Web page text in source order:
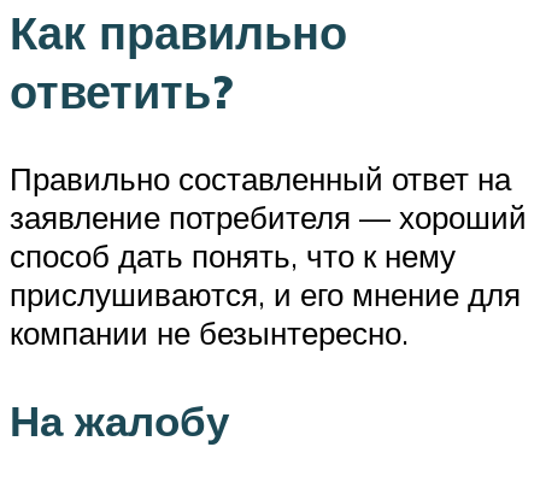
Как правильно
ответить?
Правильно составленный ответ на
заявление потребителя — хороший
способ дать понять, что к нему
прислушиваются, и его мнение для
компании не безынтересно.
На жалобу